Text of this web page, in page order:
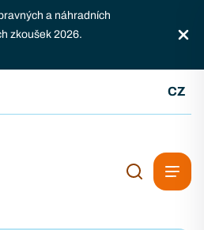
a náhradních
zkoušek 2026.
CZ